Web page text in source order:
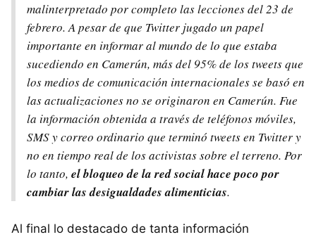
malinterpretado por completo las lecciones del 23 de
febrero. A pesar de que Twitter jugado un papel
importante en informar al mundo de lo que estaba
sucediendo en Camerún, más del 95% de los tweets que
los medios de comunicación internacionales se basó en
las actualizaciones no se originaron en Camerún. Fue
la información obtenida a través de teléfonos móviles,
SMS y correo ordinario que terminó tweets en Twitter y
no en tiempo real de los activistas sobre el terreno. Por
lo tanto, el bloqueo de la red social hace poco por
cambiar las desigualdades alimenticias.
Al final lo destacado de tanta información